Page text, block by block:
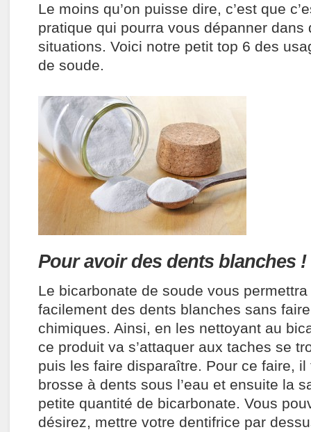
Le moins qu’on puisse dire, c’est que
pratique qui pourra vous dépanner dans
situations. Voici notre petit top 6 des
de soude.
Pour avoir des dents blanches !
Le bicarbonate de soude vous permettra
facilement des dents blanches sans
chimiques. Ainsi, en les nettoyant au
ce produit va s’attaquer aux taches se
puis les faire disparaître. Pour ce faire, il
brosse à dents sous l’eau et ensuite la
petite quantité de bicarbonate. Vous
désirez, mettre votre dentifrice par